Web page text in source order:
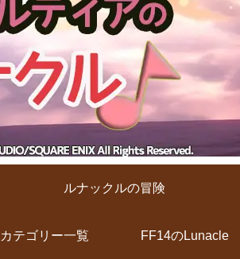
ルナックルの冒険
カテゴリー一覧 FF14のLunacle